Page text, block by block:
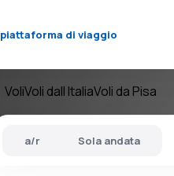
di viaggio
VoliVoli dall ItaliaVoli da Pisa
a/r Sola andata